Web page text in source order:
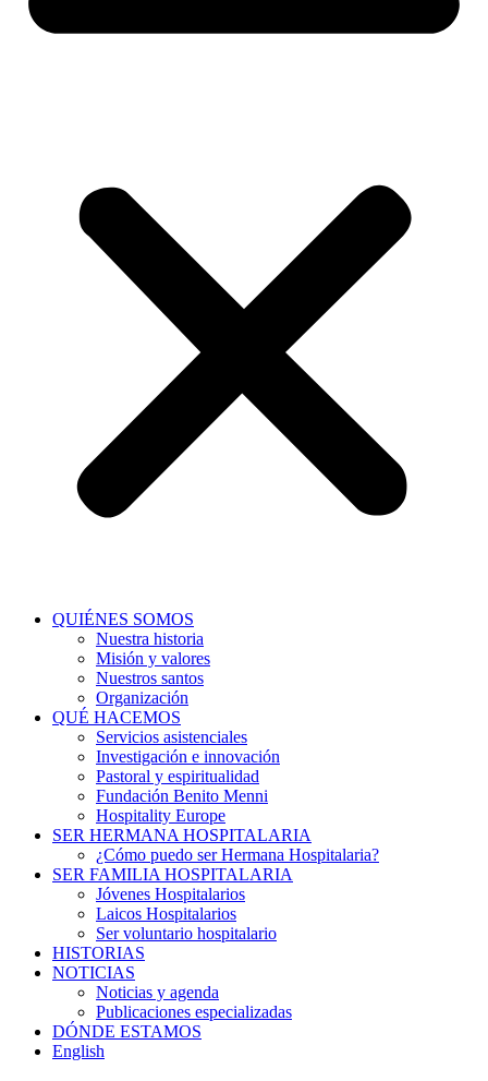
QUIÉNES SOMOS
Nuestra historia
Misión y valores
Nuestros santos
Organización
QUÉ HACEMOS
Servicios asistenciales
Investigación e innovación
Pastoral y espiritualidad
Fundación Benito Menni
Hospitality Europe
SER HERMANA HOSPITALARIA
¿Cómo puedo ser Hermana Hospitalaria?
SER FAMILIA HOSPITALARIA
Jóvenes Hospitalarios
Laicos Hospitalarios
Ser voluntario hospitalario
HISTORIAS
NOTICIAS
Noticias y agenda
Publicaciones especializadas
DÓNDE ESTAMOS
English